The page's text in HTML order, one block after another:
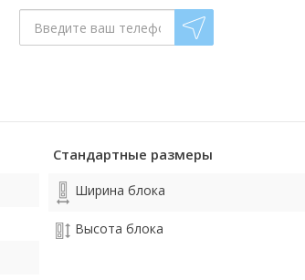
Стандартные размеры
Ширина блока
Высота блока